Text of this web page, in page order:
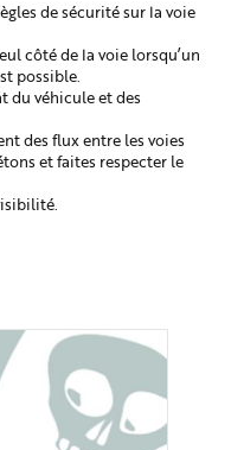
de sécurité sur la voie
côté de la voie lorsqu’un
possible.
du véhicule et des
des flux entre les voies
et faites respecter le